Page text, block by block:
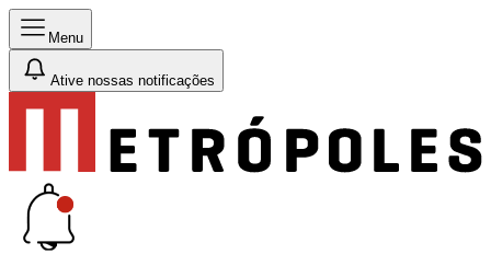
Menu
Ative nossas notificações